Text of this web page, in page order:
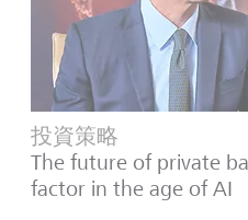
投資策略
The future of private
factor in the age of AI